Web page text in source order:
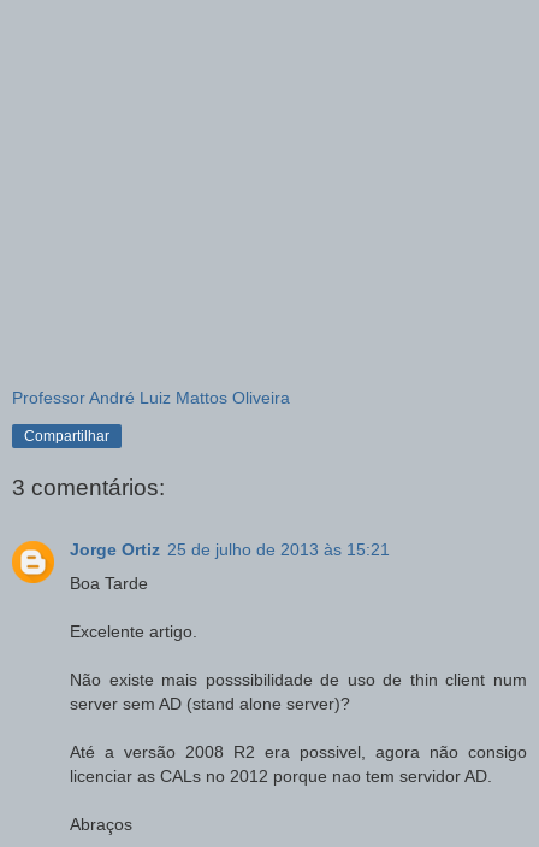
Professor André Luiz Mattos Oliveira
Compartilhar
3 comentários:
Jorge Ortiz 25 de julho de 2013 às 15:21
Boa Tarde
Excelente artigo.
Não existe mais posssibilidade de uso de thin client num
server sem AD (stand alone server)?
Até a versão 2008 R2 era possivel, agora não consigo
licenciar as CALs no 2012 porque nao tem servidor AD.
Abraços